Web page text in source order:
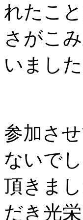
れたこ
さがこ
いました
参加さ
ないで
頂きま
だき光